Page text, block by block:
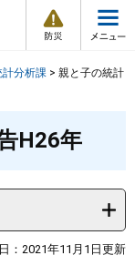
情
報
メ
ュ
で探す
計分析課 > 親と子の統計
H26年
：2021年11月1日更新